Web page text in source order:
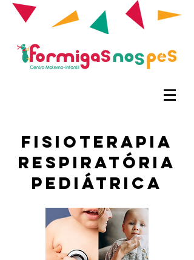
Fisioterapia
Respiratória
Pediátrica